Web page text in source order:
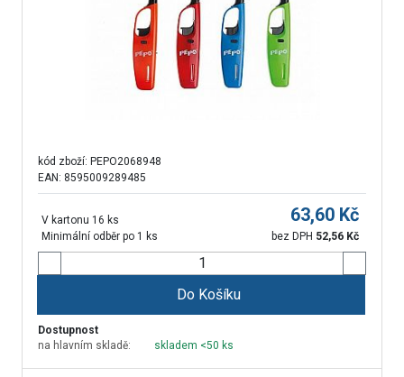
kód zboží: PEPO2068948
EAN: 8595009289485
V kartonu 16 ks
Minimální odběr po 1 ks
63,60 Kč
bez DPH 52,56 Kč
Do Košíku
Dostupnost
na hlavním skladě:
skladem <50 ks